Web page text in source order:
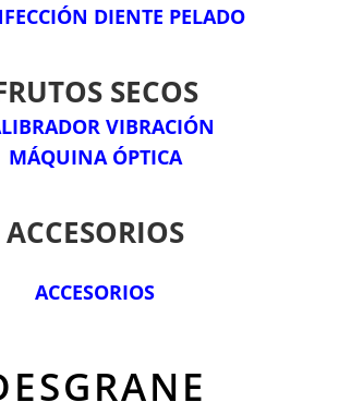
DIENTE PELADO
SECOS
VIBRACIÓN
MÁQUINA ÓPTICA
ACCESORIOS
ACCESORIOS